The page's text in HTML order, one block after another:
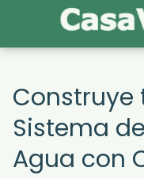
Construye
Sistema
Agua con